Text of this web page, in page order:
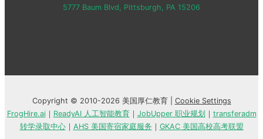
5777 Baum Blvd, Pittsburgh, PA 15206
Copyright © 2010-2026 美国厚仁教育 | Cookie Settings
FrogHire.ai｜ ReadyAI 人工智能教育｜ JobUpper 职业规划 ｜ transferadm
转学录取中心｜ AHS 美国寄宿家庭服务 ｜ GKAC 美国高校高考联盟